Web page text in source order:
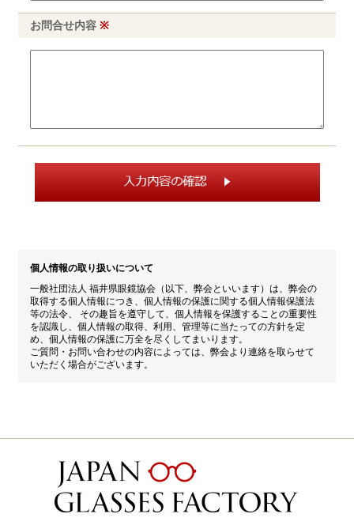
お問合せ内容※
個人情報の取り扱いについて
一般社団法人 福井県眼鏡協会（以下、弊会といいます）は、弊会の
取得する個人情報につき、個人情報の保護に関する個人情報保護法
等の法令、 その趣旨を遵守して、個人情報を保護することの重要性
を認識し、個人情報の取得、利用、管理等に当たっての方針を定
め、個人情報の保護に万全を尽くしてまいります。
ご質問・お問い合わせの内容によっては、弊会より連絡を取らせて
いただく場合がございます。